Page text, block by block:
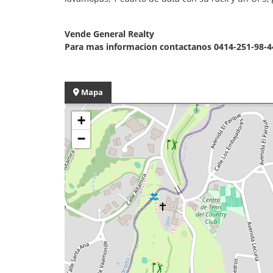
Vende General Realty
Para mas informacion contactanos 0414-251-98-
Mapa
+
−